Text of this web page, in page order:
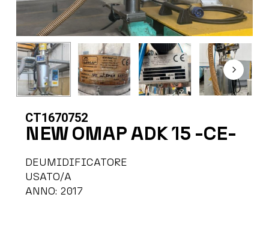
CT1670752
NEW OMAP ADK 15 -CE-
DEUMIDIFICATORE
USATO/A
ANNO: 2017